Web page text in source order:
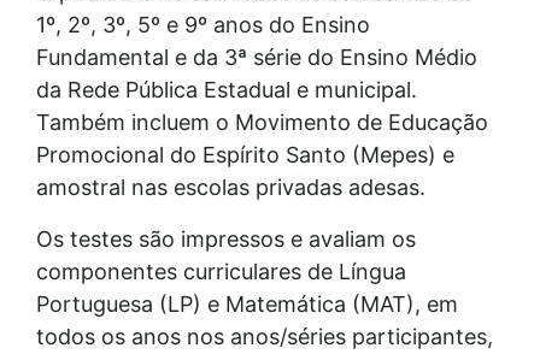
1º, 2º, 3º, 5º e 9º anos do Ensino
Fundamental e da 3ª série do Ensino Médio
da Rede Pública Estadual e municipal.
Também incluem o Movimento de Educação
Promocional do Espírito Santo (Mepes) e
amostral nas escolas privadas adesas.
Os testes são impressos e avaliam os
componentes curriculares de Língua
Portuguesa (LP) e Matemática (MAT), em
todos os anos nos anos/séries participantes,